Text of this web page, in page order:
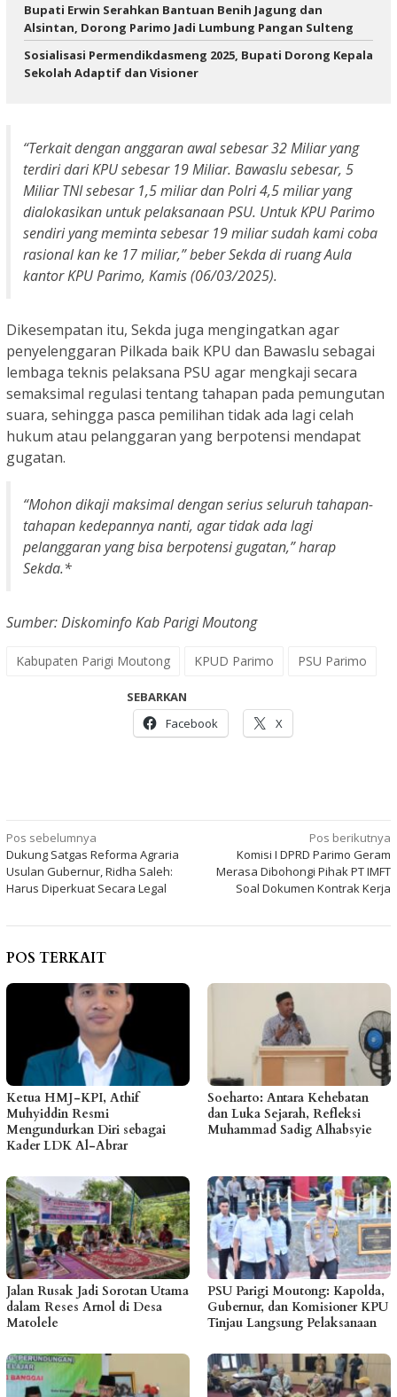
Bupati Erwin Serahkan Bantuan Benih Jagung dan
Alsintan, Dorong Parimo Jadi Lumbung Pangan Sulteng
Sosialisasi Permendikdasmeng 2025, Bupati Dorong Kepala
Sekolah Adaptif dan Visioner
“Terkait dengan anggaran awal sebesar 32 Miliar yang
terdiri dari KPU sebesar 19 Miliar. Bawaslu sebesar, 5
Miliar TNI sebesar 1,5 miliar dan Polri 4,5 miliar yang
dialokasikan untuk pelaksanaan PSU. Untuk KPU Parimo
sendiri yang meminta sebesar 19 miliar sudah kami coba
rasional kan ke 17 miliar,” beber Sekda di ruang Aula
kantor KPU Parimo, Kamis (06/03/2025).
Dikesempatan itu, Sekda juga mengingatkan agar
penyelenggaran Pilkada baik KPU dan Bawaslu sebagai
lembaga teknis pelaksana PSU agar mengkaji secara
semaksimal regulasi tentang tahapan pada pemungutan
suara, sehingga pasca pemilihan tidak ada lagi celah
hukum atau pelanggaran yang berpotensi mendapat
gugatan.
“Mohon dikaji maksimal dengan serius seluruh tahapan-
tahapan kedepannya nanti, agar tidak ada lagi
pelanggaran yang bisa berpotensi gugatan,” harap
Sekda.*
Sumber: Diskominfo Kab Parigi Moutong
Kabupaten Parigi Moutong KPUD Parimo PSU Parimo
SEBARKAN
Facebook
X
Navigasi
pos
Pos sebelumnya
Dukung Satgas Reforma Agraria
Usulan Gubernur, Ridha Saleh:
Harus Diperkuat Secara Legal
Pos berikutnya
Komisi I DPRD Parimo Geram
Merasa Dibohongi Pihak PT IMFT
Soal Dokumen Kontrak Kerja
POS TERKAIT
Ketua HMJ-KPI, Athif
Muhyiddin Resmi
Mengundurkan Diri sebagai
Kader LDK Al-Abrar
Soeharto: Antara Kehebatan
dan Luka Sejarah, Refleksi
Muhammad Sadig Alhabsyie
Jalan Rusak Jadi Sorotan Utama
dalam Reses Arnol di Desa
Matolele
PSU Parigi Moutong: Kapolda,
Gubernur, dan Komisioner KPU
Tinjau Langsung Pelaksanaan